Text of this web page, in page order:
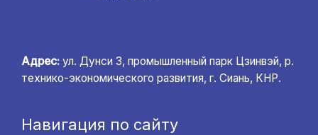
Адрес: ул. Дунси 3, промышленный парк Цзинвэй, р.
технико-экономического развития, г. Сиань, КНР.
Навигация по сайту